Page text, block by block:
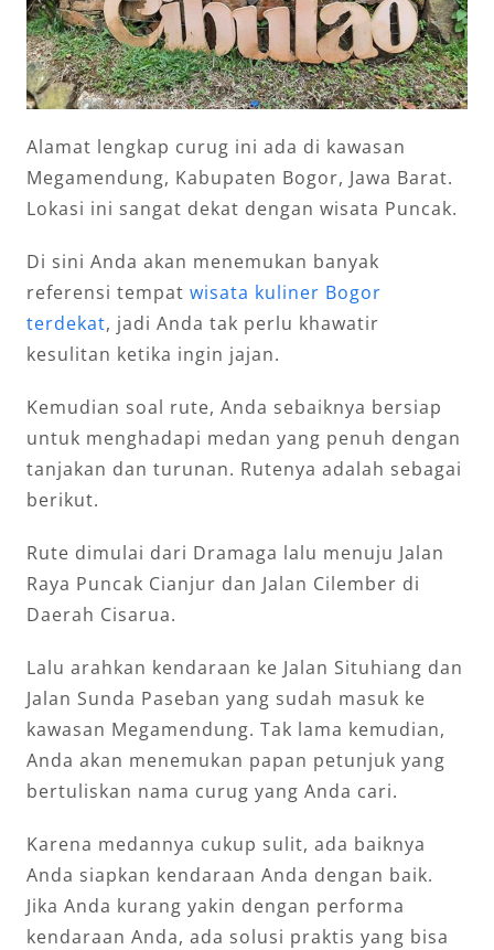
Alamat lengkap curug ini ada di kawasan
Megamendung, Kabupaten Bogor, Jawa Barat.
Lokasi ini sangat dekat dengan wisata Puncak.
Di sini Anda akan menemukan banyak
referensi tempat wisata kuliner Bogor
terdekat, jadi Anda tak perlu khawatir
kesulitan ketika ingin jajan.
Kemudian soal rute, Anda sebaiknya bersiap
untuk menghadapi medan yang penuh dengan
tanjakan dan turunan. Rutenya adalah sebagai
berikut.
Rute dimulai dari Dramaga lalu menuju Jalan
Raya Puncak Cianjur dan Jalan Cilember di
Daerah Cisarua.
Lalu arahkan kendaraan ke Jalan Situhiang dan
Jalan Sunda Paseban yang sudah masuk ke
kawasan Megamendung. Tak lama kemudian,
Anda akan menemukan papan petunjuk yang
bertuliskan nama curug yang Anda cari.
Karena medannya cukup sulit, ada baiknya
Anda siapkan kendaraan Anda dengan baik.
Jika Anda kurang yakin dengan performa
kendaraan Anda, ada solusi praktis yang bisa